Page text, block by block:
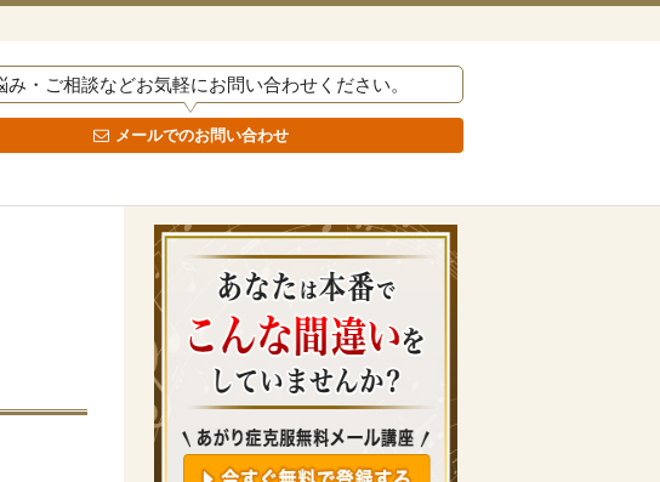
み・ご相談などお気軽にお問い合わせください。
メールでのお問い合わせ